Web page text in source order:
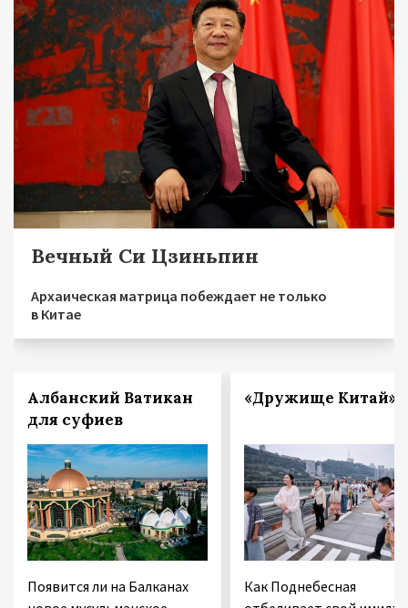
Вечный Си Цзиньпин
Архаическая матрица побеждает не только
в Китае
Албанский Ватикан
для суфиев
Появится ли на Балканах
«Дружище Китай»
Как Поднебесная